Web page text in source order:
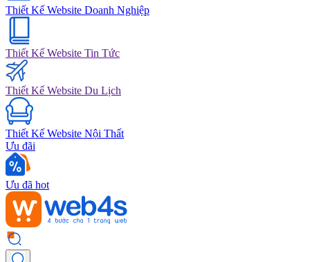
Thiết Kế Website Doanh Nghiệp
Thiết Kế Website Tin Tức
Thiết Kế Website Du Lịch
Thiết Kế Website Nội Thất
Ưu đãi
Ưu đã hot